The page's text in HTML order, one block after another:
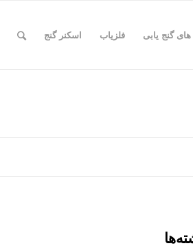
گنج یابی فلزیاب اسکنر گنج